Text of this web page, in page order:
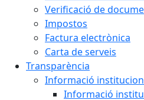
Verificació de
Impostos
Factura electrònica
Carta de serveis
Transparència
Informació
Informació